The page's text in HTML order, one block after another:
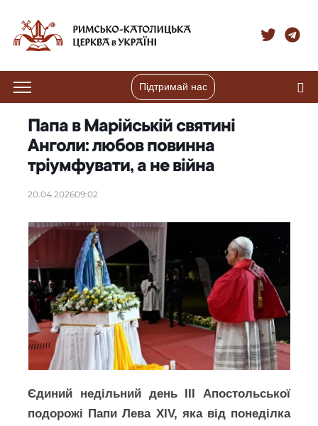
Підтримай нас
Папа в Марійській святині
Анголи: любов повинна
тріумфувати, а не війна
20.04.202609:02
Єдиний недільний день ІІІ Апостольської
подорожі Папи Лева XIV, яка від понеділка